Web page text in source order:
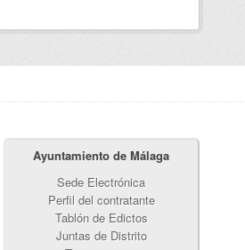
Ayuntamiento de Málaga
Sede Electrónica
Perfil del contratante
Tablón de Edictos
Juntas de Distrito